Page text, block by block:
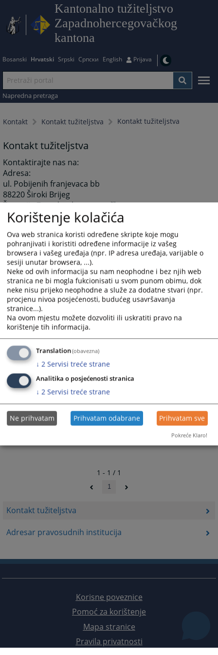
Kantonalno tužiteljstvo
Zapadnohercegovačkog
kantona
Bosanski Hrvatski Srpski Српски English Prijava
Napredna pretraga
Kontakt Kontakt tužiteljstva Kontakt tužiteljstva
Kontakt tužiteljstva
Adresar pravosudnih institucija
Kontakt tužiteljstva
Kontaktirajte nas na:
Adresa:
ul. Pobijenih franjevaca bb
88220 Široki Brijeg
Županija Zapadno-hercegovačka
Bosna i Hercegovina
Telefon: 039 706 368 centrala
Fax: 039 705 988
e-mail: zt-sirokibrijeg@pravosudje.ba
8315PREGLEDA
1 - 1 / 1
1
Korisne poveznice
Pomoć za korištenje
Mapa stranice
Pravila privatnosti
Korištenje kolačića
Ova web stranica koristi određene skripte koje mogu
pohranjivati i koristiti određene informacije iz vašeg
browsera i vašeg uređaja (npr. IP adresa uređaja, varijable o
sesiji unutar browsera, ...).
Neke od ovih informacija su nam neophodne i bez njih web
stranica ne bi mogla fukcionisati u svom punom obimu, dok
neke nisu prijeko neophodne a služe za dodatne stvari (npr.
procjenu nivoa posjećenosti, budućeg usavršavanja
stranice...).
Na ovom mjestu možete dozvoliti ili uskratiti pravo na
korištenje tih informacija.
Translation(obavezna)
↓ 2 Servisi treće strane
Analitika o posjećenosti stranica
↓ 2 Servisi treće strane
Ne prihvatam Prihvatam odabrane Prihvatam sve
Pokreće Klaro!